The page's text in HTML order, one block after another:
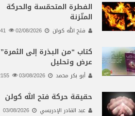
الفطرة المتحمّسة والحركة
المتّزنة
فتح الله كولن 02/08/2026
كتاب “من البذرة إلى الثمرة”
عرض وتحليل
أبو بكر محمد 03/08/2026
حقيقة حركة فتح الله كولن
عبد القادر الإدريسي
03/08/2026